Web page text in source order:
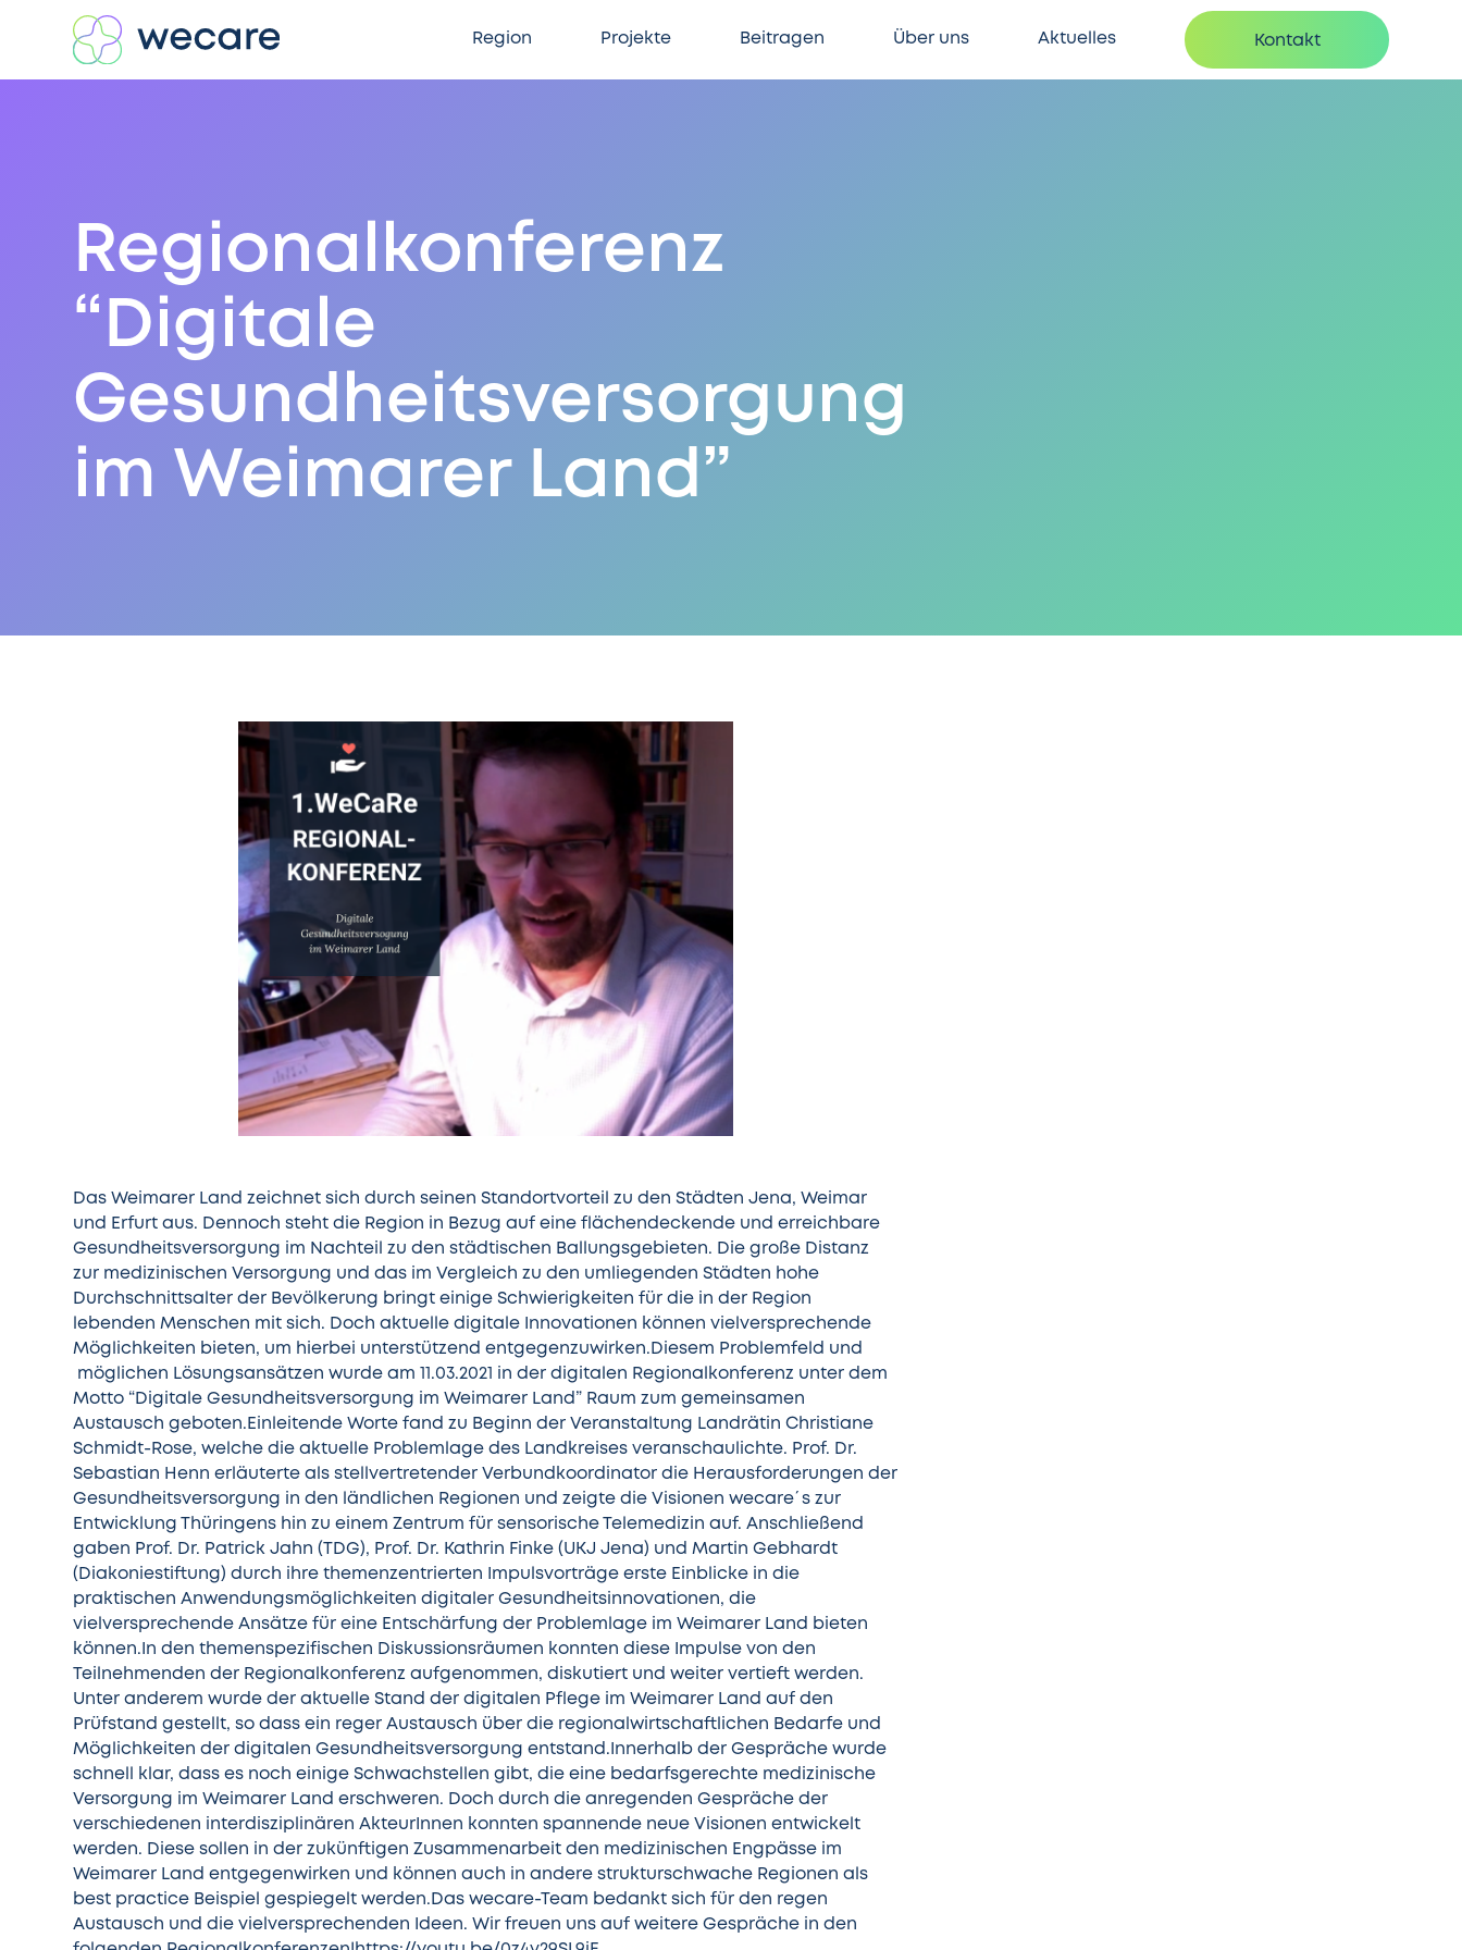
Region Projekte Beitragen Über uns Aktuelles Kontakt
Regionalkonferenz
“Digitale
Gesundheitsversorgung
im Weimarer Land”
Das Weimarer Land zeichnet sich durch seinen Standortvorteil zu den Städten Jena, Weimar
und Erfurt aus. Dennoch steht die Region in Bezug auf eine flächendeckende und erreichbare
Gesundheitsversorgung im Nachteil zu den städtischen Ballungsgebieten. Die große Distanz
zur medizinischen Versorgung und das im Vergleich zu den umliegenden Städten hohe
Durchschnittsalter der Bevölkerung bringt einige Schwierigkeiten für die in der Region
lebenden Menschen mit sich. Doch aktuelle digitale Innovationen können vielversprechende
Möglichkeiten bieten, um hierbei unterstützend entgegenzuwirken.Diesem Problemfeld und
möglichen Lösungsansätzen wurde am 11.03.2021 in der digitalen Regionalkonferenz unter dem
Motto “Digitale Gesundheitsversorgung im Weimarer Land” Raum zum gemeinsamen
Austausch geboten.Einleitende Worte fand zu Beginn der Veranstaltung Landrätin Christiane
Schmidt-Rose, welche die aktuelle Problemlage des Landkreises veranschaulichte. Prof. Dr.
Sebastian Henn erläuterte als stellvertretender Verbundkoordinator die Herausforderungen der
Gesundheitsversorgung in den ländlichen Regionen und zeigte die Visionen wecare´s zur
Entwicklung Thüringens hin zu einem Zentrum für sensorische Telemedizin auf. Anschließend
gaben Prof. Dr. Patrick Jahn (TDG), Prof. Dr. Kathrin Finke (UKJ Jena) und Martin Gebhardt
(Diakoniestiftung) durch ihre themenzentrierten Impulsvorträge erste Einblicke in die
praktischen Anwendungsmöglichkeiten digitaler Gesundheitsinnovationen, die
vielversprechende Ansätze für eine Entschärfung der Problemlage im Weimarer Land bieten
können.In den themenspezifischen Diskussionsräumen konnten diese Impulse von den
Teilnehmenden der Regionalkonferenz aufgenommen, diskutiert und weiter vertieft werden.
Unter anderem wurde der aktuelle Stand der digitalen Pflege im Weimarer Land auf den
Prüfstand gestellt, so dass ein reger Austausch über die regionalwirtschaftlichen Bedarfe und
Möglichkeiten der digitalen Gesundheitsversorgung entstand.Innerhalb der Gespräche wurde
schnell klar, dass es noch einige Schwachstellen gibt, die eine bedarfsgerechte medizinische
Versorgung im Weimarer Land erschweren. Doch durch die anregenden Gespräche der
verschiedenen interdisziplinären AkteurInnen konnten spannende neue Visionen entwickelt
werden. Diese sollen in der zukünftigen Zusammenarbeit den medizinischen Engpässe im
Weimarer Land entgegenwirken und können auch in andere strukturschwache Regionen als
best practice Beispiel gespiegelt werden.Das wecare-Team bedankt sich für den regen
Austausch und die vielversprechenden Ideen. Wir freuen uns auf weitere Gespräche in den